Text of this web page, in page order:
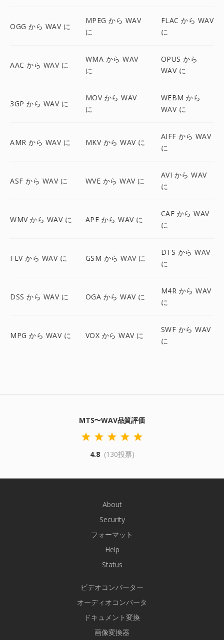
OGG から WAV に
MPEG から WAV
に
FLAC から WAV
に
AAC から WAV に
WMA から WAV
に
OPUS から
WAV に
3GP から WAV に
MOV から WAV
に
WEBM から
WAV に
AMR から WAV に MKV から WAV に
AIFF から WAV
に
ASF から WAV に WVE から WAV に
AVI から WAV
に
WMV から WAV に APE から WAV に
CAF から WAV
に
FLV から WAV に GSM から WAV に
DTS から WAV
に
DSS から WAV に OGA から WAV に
M4R から WAV
に
MPG から WAV に VOX から WAV に
SWF から WAV
に
MTS〜WAV品質評価
4.8 (130投票)
About
Security
フォーマット
Help
Status
ビデオコンバーター
オーディオコンバータ
ドキュメント変換
画像変換器